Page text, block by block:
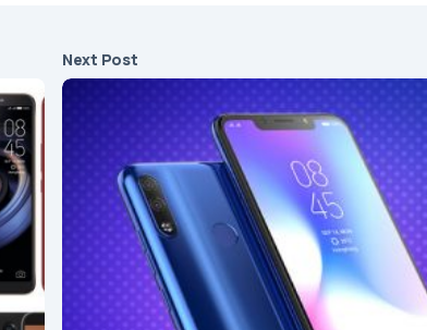
Next Post